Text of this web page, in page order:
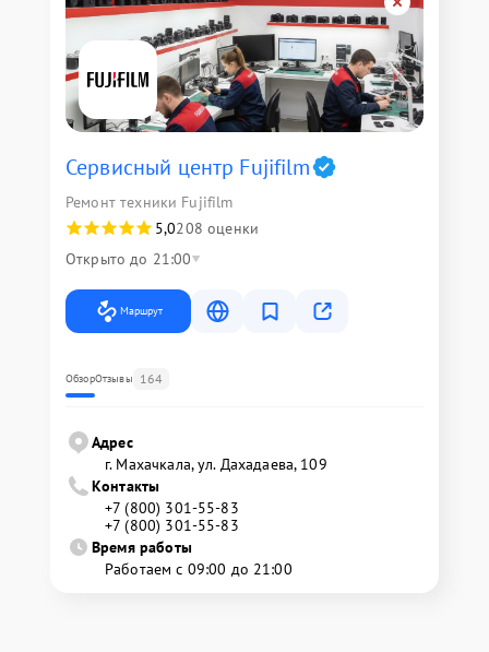
Сервисный центр Fujifilm
Ремонт техники Fujifilm
5,0208 оценки
Открыто до 21:00
Маршрут
ОбзорОтзывы 164
Адрес
г. Махачкала, ул. Дахадаева, 109
Контакты
+7 (800) 301-55-83
+7 (800) 301-55-83
Время работы
Работаем с 09:00 до 21:00